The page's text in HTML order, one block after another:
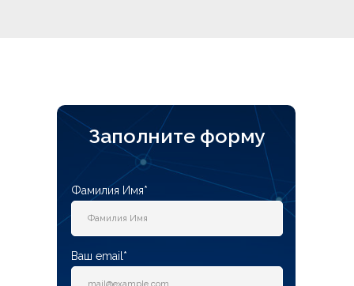
Фамилия Имя*
Ваш email*
Заполните форму